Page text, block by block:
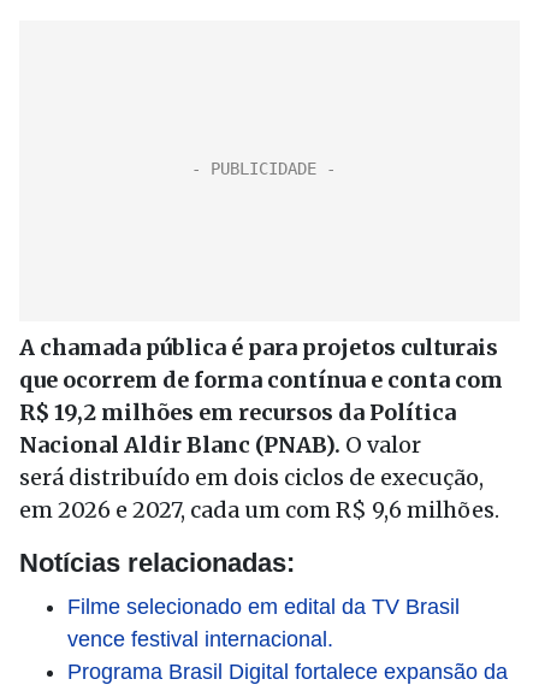
A chamada pública é para projetos culturais
que ocorrem de forma contínua e conta com
R$ 19,2 milhões em recursos da Política
Nacional Aldir Blanc (PNAB). O valor
será distribuído em dois ciclos de execução,
em 2026 e 2027, cada um com R$ 9,6 milhões.
Notícias relacionadas:
Filme selecionado em edital da TV Brasil
vence festival internacional.
Programa Brasil Digital fortalece expansão da